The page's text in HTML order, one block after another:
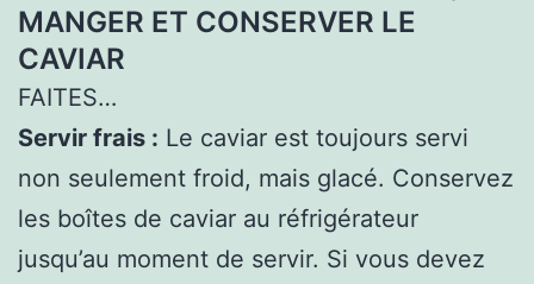
MANGER ET CONSERVER LE
CAVIAR
FAITES…
Servir frais : Le caviar est toujours servi
non seulement froid, mais glacé. Conservez
les boîtes de caviar au réfrigérateur
jusqu’au moment de servir. Si vous devez